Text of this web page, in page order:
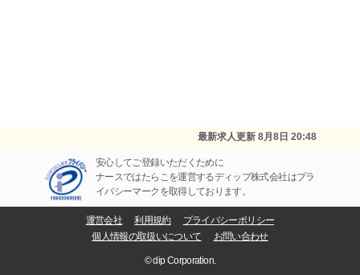
最新求人更新 8月8日 20:48
安心してご登録いただくために
ナースではたらこを運営するディップ株式会社はプラ
イバシーマークを取得しております。
運営会社 利用規約
プライバシーポリシー
個人情報の取扱いについて
お問い合わせ
© dip Corporation.